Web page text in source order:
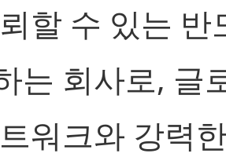
할 수 있는 반
는 회사로, 글
워크와 강력